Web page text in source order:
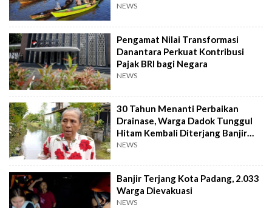
NEWS
Pengamat Nilai Transformasi
Danantara Perkuat Kontribusi
Pajak BRI bagi Negara
NEWS
30 Tahun Menanti Perbaikan
Drainase, Warga Dadok Tunggul
Hitam Kembali Diterjang Banjir
Parah
NEWS
Banjir Terjang Kota Padang, 2.033
Warga Dievakuasi
NEWS